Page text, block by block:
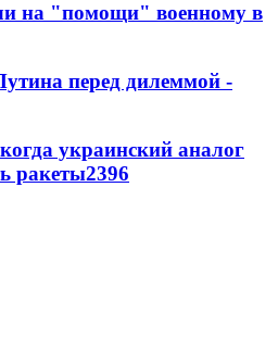
на "помощи" военному в
перед дилеммой -
украинский аналог
ракеты2396